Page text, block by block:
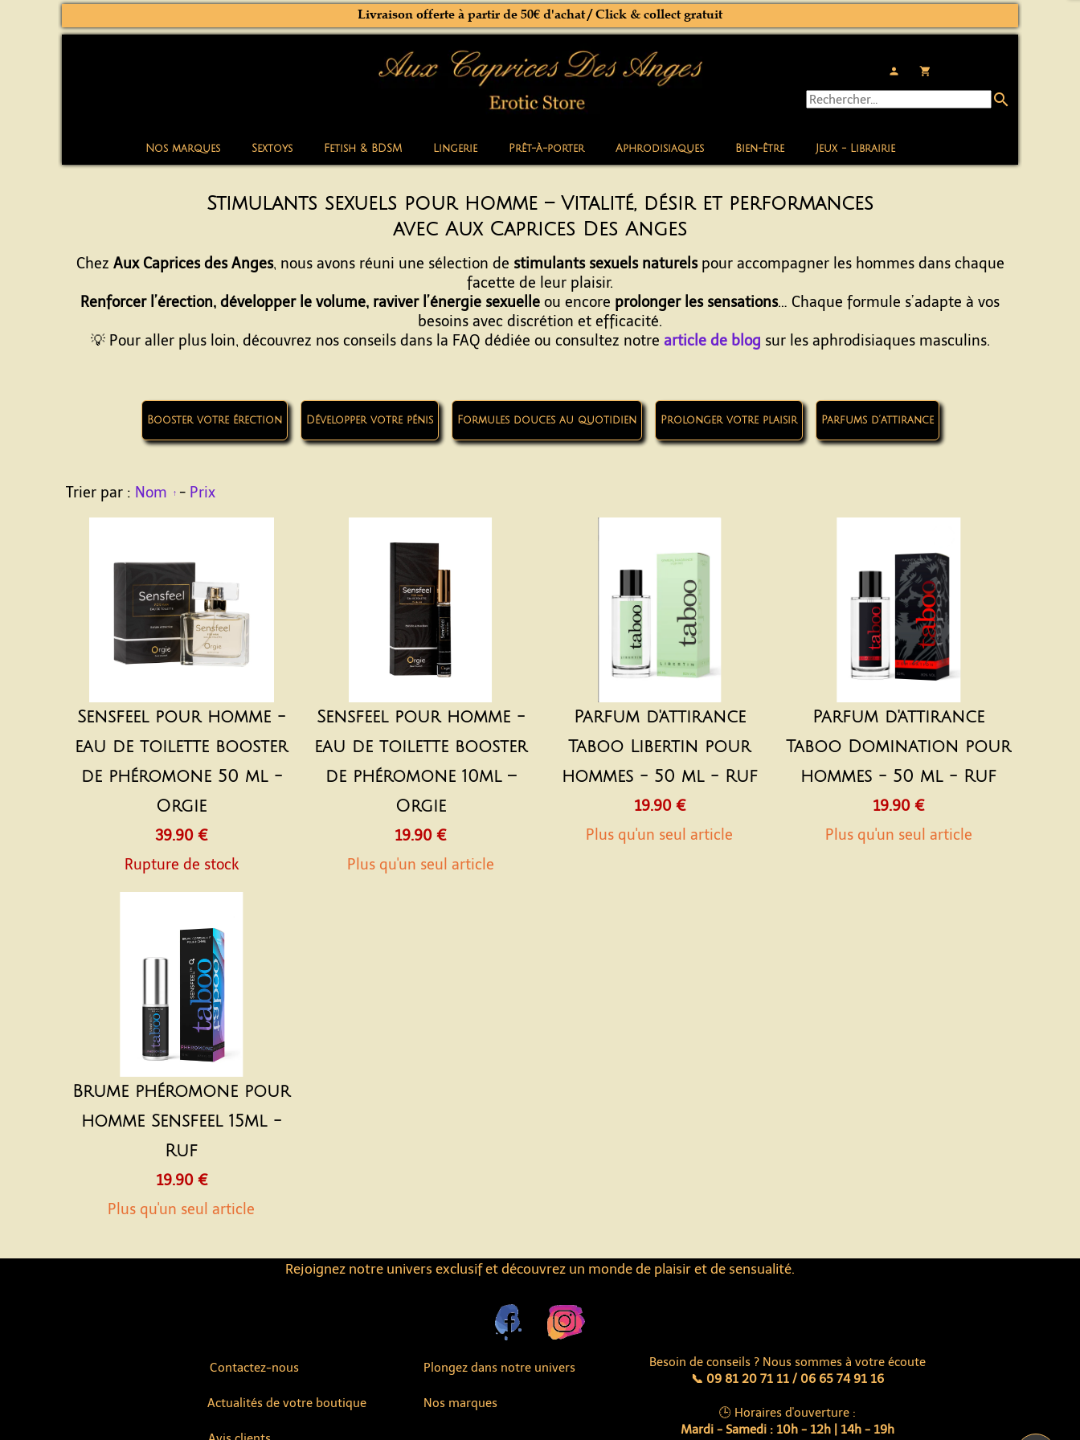
Nos marques Sextoys Fetish & BDSM Lingerie Prêt-à-porter Aphrodisiaques Bien-être Jeux - Librairie
person local_grocery_store
Contactez-nous
Actualités de votre boutique Nos marques
Livraison offerte à partir de 50€ d'achat / Click & collect gratuit
search
Rejoignez notre univers exclusif et découvrez un monde de plaisir et de sensualité.
Besoin de conseils ? Nous sommes à votre écoute
📞 09 81 20 71 11 / 06 65 74 91 16
🕒 Horaires d'ouverture :
Mardi - Samedi : 10h - 12h | 14h - 19h
Plongez dans notre univers
Stimulants sexuels pour homme – Vitalité, désir et performances
avec Aux Caprices Des Anges
Chez Aux Caprices des Anges, nous avons réuni une sélection de stimulants sexuels naturelspour accompagner les hommes dans chaque
facette de leur plaisir.
Renforcer l’érection, développer le volume, raviver l’énergie sexuelle ou encore prolonger les sensations… Chaque formule s’adapte à vos
besoins avec discrétion et efficacité.
💡 Pour aller plus loin, découvrez nos conseils dans la FAQ dédiée ou consultez notre article de blog sur les aphrodisiaques masculins.
Booster votre érection Développer votre pénis Formules douces au quotidien Prolonger votre plaisir Parfums d’attirance
Trier par : Nom - Prix
Sensfeel pour homme -
eau de toilette booster
de phéromone 50 ml -
Orgie
39.90 €
Rupture de stock
Sensfeel pour homme -
eau de toilette booster
de phéromone 10ml –
Orgie
19.90 €
Plus qu'un seul article
Parfum d'attirance
Taboo Libertin pour
hommes - 50 ml - Ruf
19.90 €
Plus qu'un seul article
Parfum d'attirance
Taboo Domination pour
hommes - 50 ml - Ruf
19.90 €
Plus qu'un seul article
Brume phéromone pour
homme Sensfeel 15ml -
Ruf
19.90 €
Plus qu'un seul article